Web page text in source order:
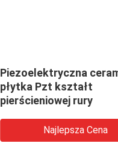
Piezoelektryczna
płytka Pzt kształt
pierścieniowej rury
Najlepsza Cena